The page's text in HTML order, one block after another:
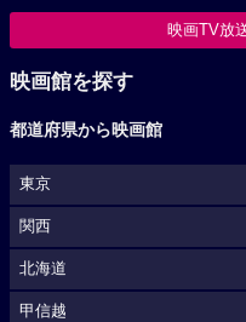
映画TV放
映画館を探す
都道府県から映画館
東京
関西
北海道
甲信越